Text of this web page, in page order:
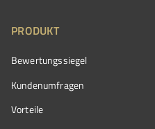
PRODUKT
Bewertungssiegel
Kundenumfragen
Vorteile